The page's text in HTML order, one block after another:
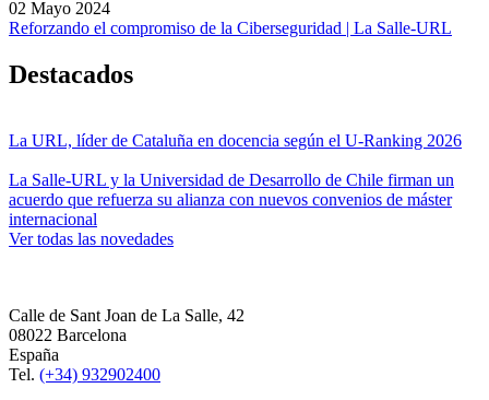
02 Mayo 2024
Reforzando el compromiso de la Ciberseguridad | La Salle-URL
Destacados
La URL, líder de Cataluña en docencia según el U-Ranking 2026
La Salle-URL y la Universidad de Desarrollo de Chile firman un
acuerdo que refuerza su alianza con nuevos convenios de máster
internacional
Ver todas las novedades
Calle de Sant Joan de La Salle, 42
08022 Barcelona
España
Tel. (+34) 932902400